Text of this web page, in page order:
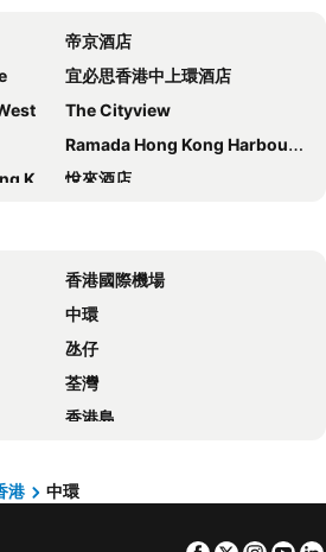
帝京酒店
宜必思香港中上環酒店
The Cityview
Ramada Hong Kong Harbour View
悅來酒店
富豪九龍酒店
富薈尚乘上環酒店
香港百樂酒店
酒店)
Hong Kong Disneyland Hotel
酒店)
Dorsett Mongkok, Hong Kong
青逸酒店
香港國際機場
中環
氹仔
荃灣
香港島
屯門
港 中環